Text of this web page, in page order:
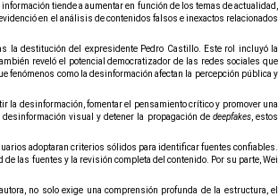
tiende a aumentar en función de los temas de actualidad,
en el análisis de contenidos falsos e inexactos relacionados
la destitución del expresidente Pedro Castillo. Este rol incluyó la
reveló el potencial democratizador de las redes sociales que
fenómenos como la desinformación afectan la percepción pública y
la desinformación, fomentar el pensamiento crítico y promover una
visual y detener la propagación de deepfakes, estos
adoptaran criterios sólidos para identificar fuentes confiables.
las fuentes y la revisión completa del contenido. Por su parte,Wei
no solo exige una comprensión profunda de la estructura, el